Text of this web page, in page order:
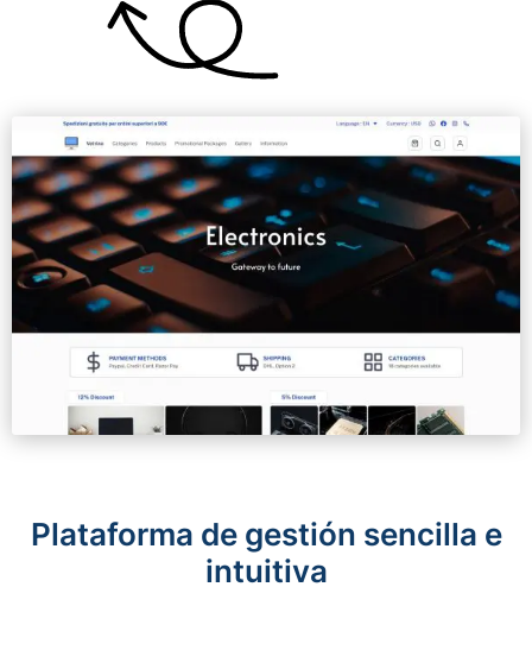
Plataforma de gestión sencilla e
intuitiva